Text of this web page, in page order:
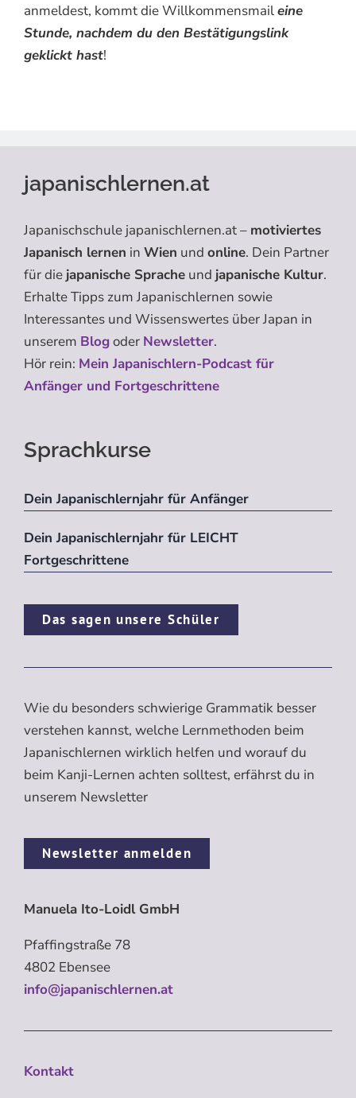
anmeldest, kommt die Willkommensmaileine
Stunde, nachdem du den Bestätigungslink
geklickt hast!
japanischlernen.at
Japanischschule japanischlernen.at – motiviertes
Japanisch lernen in Wien und online. Dein Partner
für die japanische Sprache und japanische Kultur.
Erhalte Tipps zum Japanischlernen sowie
Interessantes und Wissenswertes über Japan in
unserem Blogoder Newsletter.
Hör rein: Mein Japanischlern-Podcast für
Anfänger und Fortgeschrittene
Sprachkurse
Dein Japanischlernjahr für Anfänger
Dein Japanischlernjahr für LEICHT
Fortgeschrittene
Das sagen unsere Schüler
Wie du besonders schwierige Grammatik besser
verstehen kannst, welche Lernmethoden beim
Japanischlernen wirklich helfen und worauf du
beim Kanji-Lernen achten solltest, erfährst du in
unserem Newsletter
Newsletter anmelden
Manuela Ito-Loidl GmbH
Pfaffingstraße 78
4802 Ebensee
info@japanischlernen.at
Kontakt